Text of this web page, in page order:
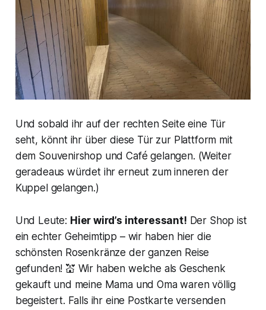
Und sobald ihr auf der rechten Seite eine Tür
seht, könnt ihr über diese Tür zur Plattform mit
dem Souvenirshop und Café gelangen. (Weiter
geradeaus würdet ihr erneut zum inneren der
Kuppel gelangen.)
Und Leute: Hier wird’s interessant! Der Shop ist
ein echter Geheimtipp – wir haben hier die
schönsten Rosenkränze der ganzen Reise
gefunden! 💒 Wir haben welche als Geschenk
gekauft und meine Mama und Oma waren völlig
begeistert. Falls ihr eine Postkarte versenden